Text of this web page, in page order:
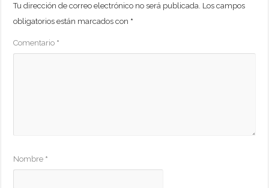
Tu dirección de correo electrónico no será publicada. Los campos
obligatorios están marcados con *
Comentario *
Nombre *